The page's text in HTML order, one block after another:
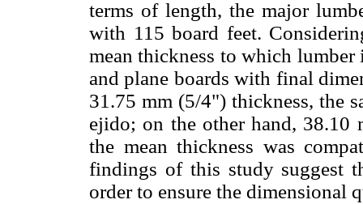
terms of length, the major
with 115 board feet.
mean thickness to which
and plane boards with final
31.75 mm (5/4") thickness, the
ejido; on the other hand,
the mean thickness was
findings of this study suggest
order to ensure the dimensional